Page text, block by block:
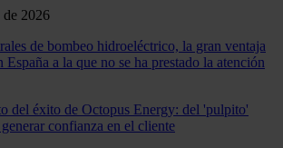
de 2026
de bombeo hidroeléctrico, la gran ventaja
España a la que no se ha prestado la atención
del éxito de Octopus Energy: del 'pulpito'
confianza en el cliente